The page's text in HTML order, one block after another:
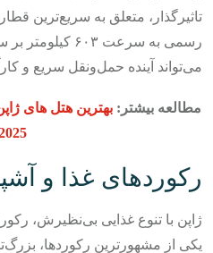
تاثیرگذار، متعلق به سریع‌ترین
رسمی به سرعت ۶۰۳
می‌تواند آینده حمل‌ونقل سریع و
مطالعه بیشتر: بهترین هتل های
2025
رکوردهای غذا و
ژاپن با تنوع غذایی بی‌نظیرش،
یکی از مشهورترین رکوردها،